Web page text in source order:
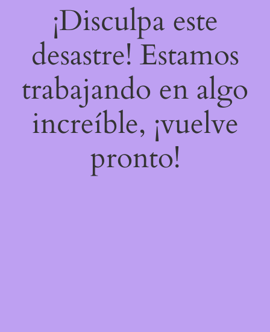
¡Disculpa este
desastre! Estamos
trabajando en algo
increíble, ¡vuelve
pronto!